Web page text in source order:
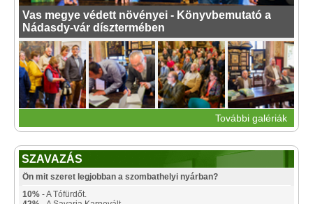
Vas megye védett növényei - Könyvbemutató a
Nádasdy-vár dísztermében
További galériák
SZAVAZÁS
Ön mit szeret legjobban a szombathelyi nyárban?
10% - A Tófürdőt.